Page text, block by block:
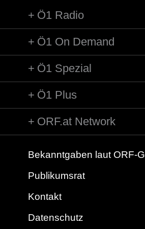
Ö1 Radio
Ö1 On Demand
Ö1 Spezial
Ö1 Plus
ORF.at Network
Bekanntgaben laut ORF-G
Publikumsrat
Kontakt
Datenschutz